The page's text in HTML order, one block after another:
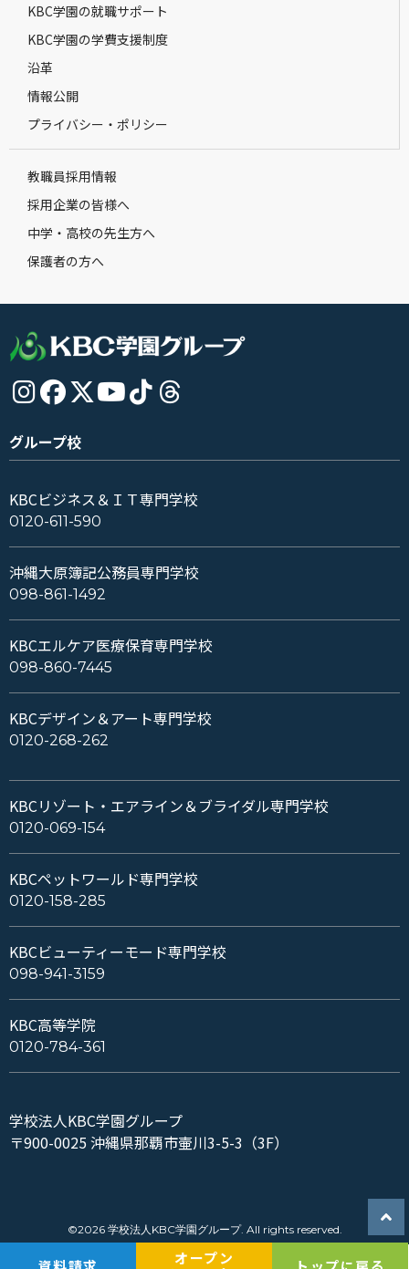
KBC学園の就職サポート
KBC学園の学費支援制度
沿革
情報公開
プライバシー・ポリシー
教職員採用情報
採用企業の皆様へ
中学・高校の先生方へ
保護者の方へ
グループ校
KBCビジネス＆ＩＴ専門学校
0120-611-590
沖縄大原簿記公務員専門学校
098-861-1492
KBCエルケア医療保育専門学校
098-860-7445
KBCデザイン＆アート専門学校
0120-268-262
KBCリゾート・エアライン＆ブライダル専門学校
0120-069-154
KBCペットワールド専門学校
0120-158-285
KBCビューティーモード専門学校
098-941-3159
KBC高等学院
0120-784-361
学校法人KBC学園グループ
〒900-0025 沖縄県那覇市壷川3-5-3（3F）
©2026 学校法人KBC学園グループ. All rights reserved.
オープン